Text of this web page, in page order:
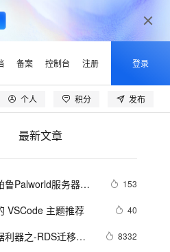
备案 控制台 注册 登录
个人 积分 发布
最新文章
鲁Palworld服务器配
153
VSCode 主题推荐 40
利器之-RDS迁移到
8332
产品动态
秒悟 Meoo CLI 支持一键部
署项目至阿里云账号
Flink OSS 支持
打造一站式影视创作平台
可视化编排打通从文字构思到成片全链路闭环
坊：一站式动画创作平台
动
布时刻
即是所愿
训营
阿里云 OPC 创新助力计划
益加速 OPC 成功
服务
伙伴合作计划
支持
伴培训与认证
者社区
我们